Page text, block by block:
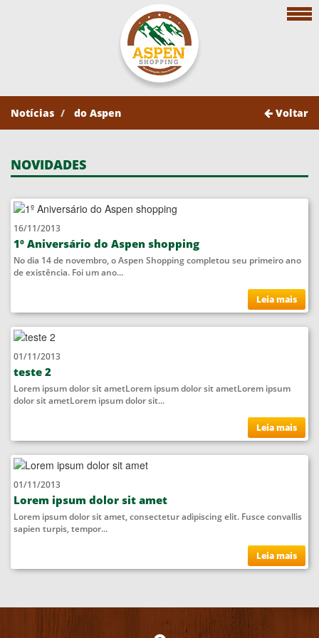
Notícias do Aspen Voltar
NOVIDADES
16/11/2013
1º Aniversário do Aspen shopping
No dia 14 de novembro, o Aspen Shopping completou seu primeiro ano
de existência. Foi um ano...
Leia mais
01/11/2013
teste 2
Lorem ipsum dolor sit ametLorem ipsum dolor sit ametLorem ipsum
dolor sit ametLorem ipsum dolor sit...
Leia mais
01/11/2013
Lorem ipsum dolor sit amet
Lorem ipsum dolor sit amet, consectetur adipiscing elit. Fusce convallis
sapien turpis, tempor...
Leia mais